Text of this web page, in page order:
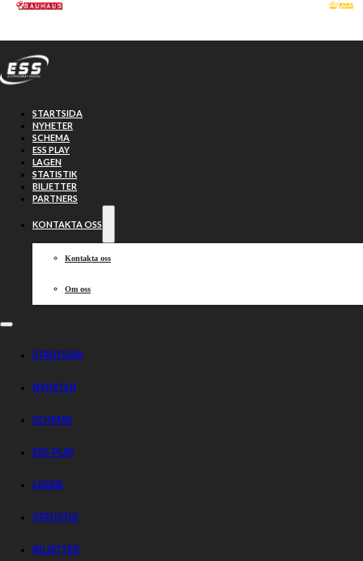
Hoppa till huvudinnehåll
STARTSIDA
NYHETER
SCHEMA
ESS PLAY
LAGEN
STATISTIK
BILJETTER
PARTNERS
KONTAKTA OSS
Kontakta oss
Om oss
STARTSIDA
NYHETER
SCHEMA
ESS PLAY
LAGEN
STATISTIK
BILJETTER
Semifinaler:
Lejonen och
Västervik börjar
på hemmaplan